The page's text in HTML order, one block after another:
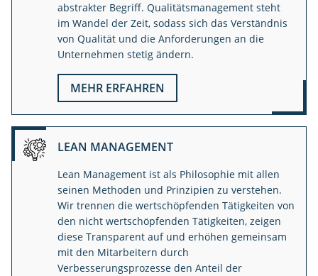
abstrakter Begriff. Qualitätsmanagement steht
im Wandel der Zeit, sodass sich das Verständnis
von Qualität und die Anforderungen an die
Unternehmen stetig ändern.
MEHR ERFAHREN
LEAN MANAGEMENT
Lean Management ist als Philosophie mit allen
seinen Methoden und Prinzipien zu verstehen.
Wir trennen die wertschöpfenden Tätigkeiten von
den nicht wertschöpfenden Tätigkeiten, zeigen
diese Transparent auf und erhöhen gemeinsam
mit den Mitarbeitern durch
Verbesserungsprozesse den Anteil der